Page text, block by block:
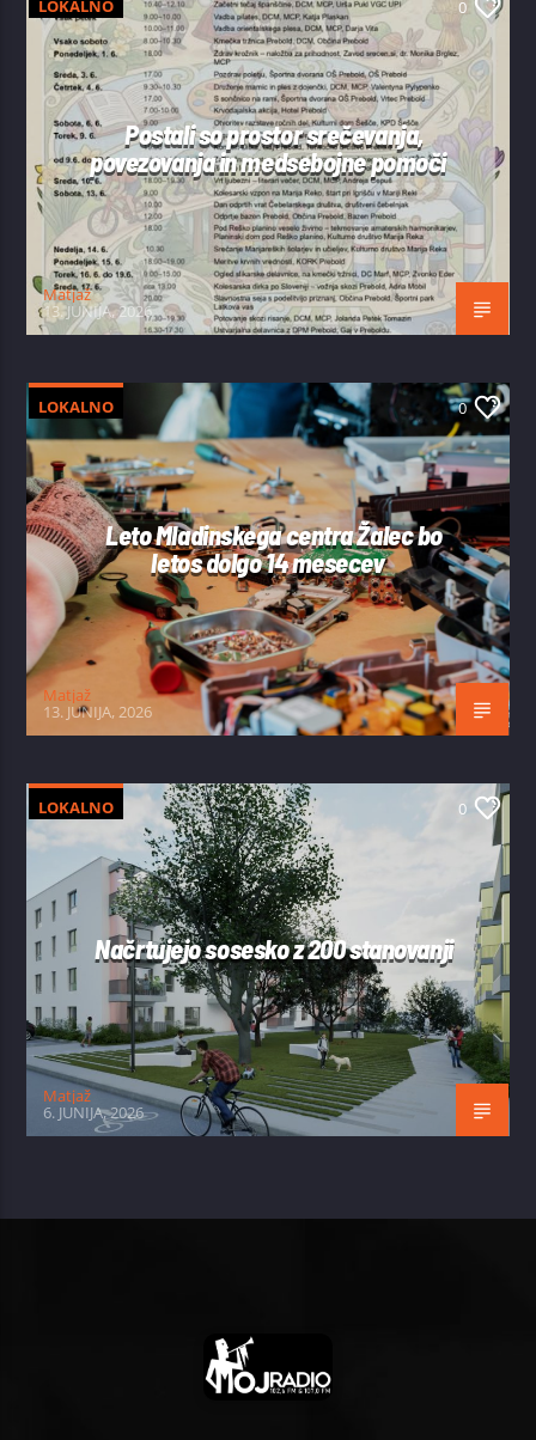
LOKALNO 0
Postali so prostor srečevanja,
povezovanja in medsebojne pomoči
Matjaž
13. JUNIJA, 2026
LOKALNO 0
Leto Mladinskega centra Žalec bo
letos dolgo 14 mesecev
Matjaž
13. JUNIJA, 2026
LOKALNO 0
Načrtujejo sosesko z 200 stanovanji
Matjaž
6. JUNIJA, 2026